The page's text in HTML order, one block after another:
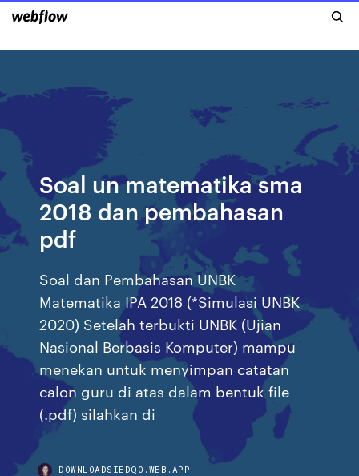
Soal un matematika sma
2018 dan pembahasan
pdf
Soal dan Pembahasan UNBK
Matematika IPA 2018 (*Simulasi UNBK
2020) Setelah terbukti UNBK (Ujian
Nasional Berbasis Komputer) mampu
menekan untuk menyimpan catatan
calon guru di atas dalam bentuk file
(.pdf) silahkan di
DOWNLOADSIEDQO.WEB.APP